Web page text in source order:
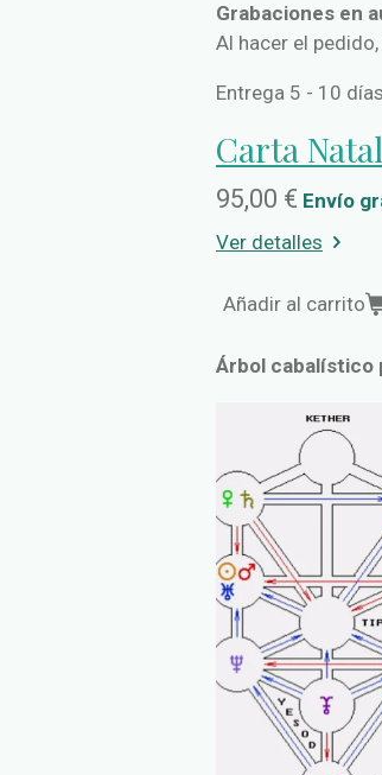
Grabaciones en
Al hacer el
Entrega 5 - 10
Carta Natal
95,00 € Envío
Ver detalles
Añadir al carrito
Árbol cabalístico